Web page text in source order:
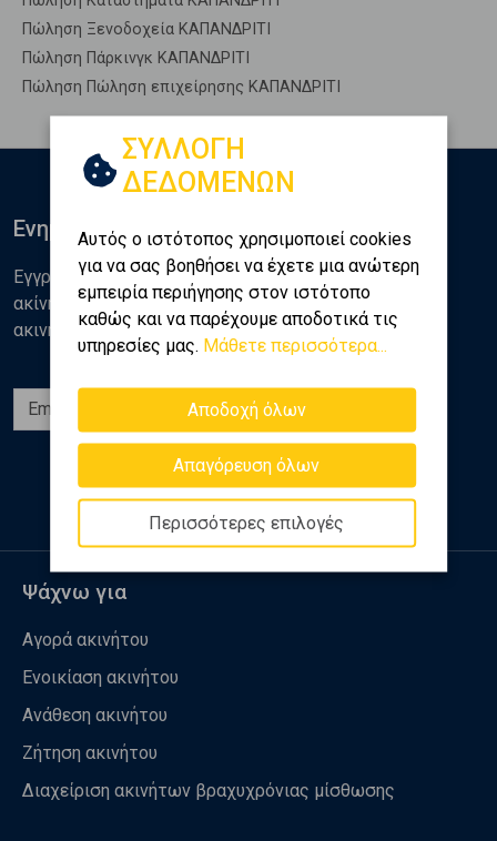
Πώληση Ξενοδοχεία ΚΑΠΑΝΔΡΙΤΙ
Πώληση Πάρκινγκ ΚΑΠΑΝΔΡΙΤΙ
Πώληση Πώληση επιχείρησης ΚΑΠΑΝΔΡΙΤΙ
ΣΥΛΛΟΓΗ
ΔΕΔΟΜΕΝΩΝ
Αυτός ο ιστότοπος χρησιμοποιεί cookies
για να σας βοηθήσει να έχετε μια ανώτερη
εμπειρία περιήγησης στον ιστότοπο
καθώς και να παρέχουμε αποδοτικά τις
υπηρεσίες μας. Μάθετε περισσότερα...
Αποδοχή όλων
Απαγόρευση όλων
Περισσότερες επιλογές
Ενημερωθείτε
Εγγραφείτε στο newsletter της Golden Home για νέα
ακίνητα, αναλύσεις και διάφορα θέματα της αγοράς
ακινήτων
Εγγραφή
Ακολουθήστε μας
Ψάχνω για
Αγορά ακινήτου
Ενοικίαση ακινήτου
Ανάθεση ακινήτου
Ζήτηση ακινήτου
Διαχείριση ακινήτων βραχυχρόνιας μίσθωσης